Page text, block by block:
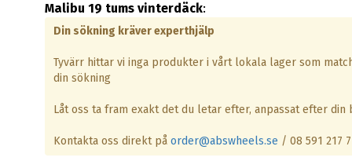
Malibu 19 tums vinterdäck:
Din sökning kräver experthjälp
Tyvärr hittar vi inga produkter i vårt lokala lager som
din sökning
Låt oss ta fram exakt det du letar efter, anpassat efter din
Kontakta oss direkt på order@abswheels.se / 08 591 217